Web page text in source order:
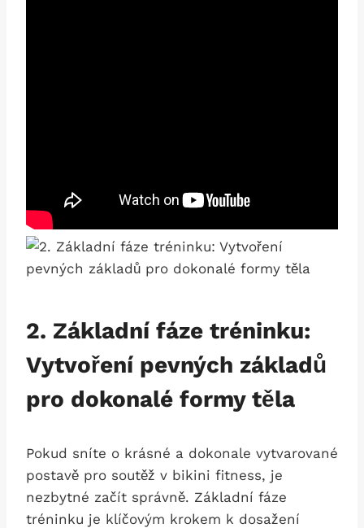
2. Základní fáze ​tréninku:
Vytvoření ‌pevných základů
pro dokonalé ‌formy těla
Pokud sníte⁢ o krásné⁣ a dokonale vytvarované
postavě pro soutěž v bikini⁢ fitness, je
nezbytné začít‌ správně. Základní fáze
tréninku je​ klíčovým ⁤krokem k dosažení